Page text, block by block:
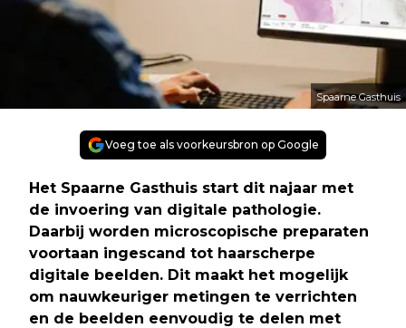
Spaarne Gasthuis
Voeg toe als voorkeursbron op Google
Het Spaarne Gasthuis start dit najaar met
de invoering van digitale pathologie.
Daarbij worden microscopische preparaten
voortaan ingescand tot haarscherpe
digitale beelden. Dit maakt het mogelijk
om nauwkeuriger metingen te verrichten
en de beelden eenvoudig te delen met